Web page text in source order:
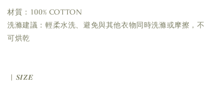
材質：100% COTTON
洗滌建議：輕柔水洗、避免與其他衣物同時洗滌或摩擦，不
可烘乾
| 𝑺𝑰𝒁𝑬